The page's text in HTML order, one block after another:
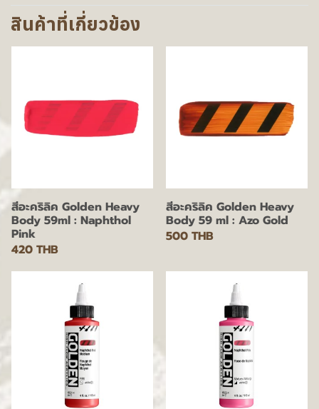
สินค้าที่เกี่ยวข้อง
สีอะคริลิค Golden Heavy
Body 59ml : Naphthol
Pink
420 THB
สีอะคริลิค Golden Heavy
Body 59 ml : Azo Gold
500 THB